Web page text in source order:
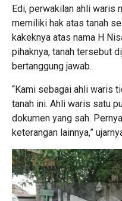
Edi, perwakilan ahli waris
memiliki hak atas tanah
kakeknya atas nama H
pihaknya, tanah tersebut
bertanggung jawab.
“Kami sebagai ahli waris
tanah ini. Ahli waris satu
dokumen yang sah.
keterangan lainnya,”